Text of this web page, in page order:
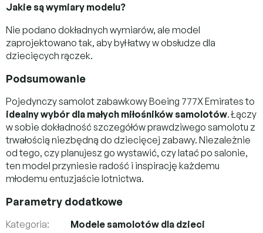
Jakie są wymiary modelu?
Nie podano dokładnych wymiarów, ale model
zaprojektowano tak, aby był łatwy w obsłudze dla
dziecięcych rączek.
Podsumowanie
Pojedynczy samolot zabawkowy Boeing 777X Emirates to
idealny wybór dla małych miłośników samolotów. Łączy
w sobie dokładność szczegółów prawdziwego samolotu z
trwałością niezbędną do dziecięcej zabawy. Niezależnie
od tego, czy planujesz go wystawić, czy latać po salonie,
ten model przyniesie radość i inspirację każdemu
młodemu entuzjaście lotnictwa.
Parametry dodatkowe
Kategoria:
Modele samolotów dla dzieci